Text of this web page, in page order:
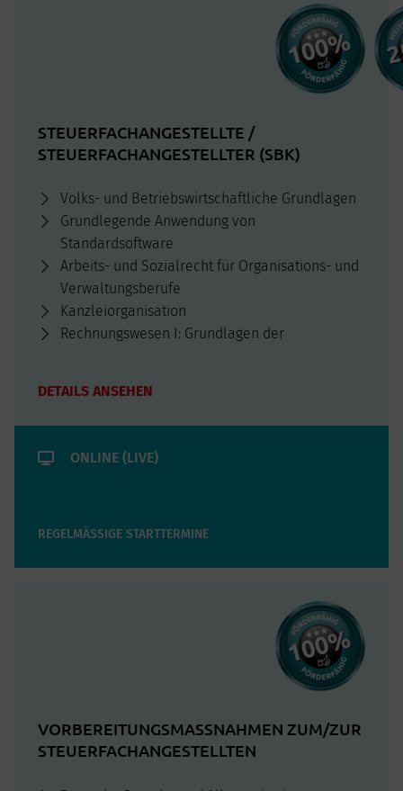
ONLINE (LIVE)
REGELMÄSSIGE STARTTERMINE
STEUERFACHANGESTELLTE /
STEUERFACHANGESTELLTER (SBK)
Volks- und Betriebswirtschaftliche Grundlagen
Grundlegende Anwendung von
Standardsoftware
Arbeits- und Sozialrecht für Organisations- und
Verwaltungsberufe
Kanzleiorganisation
Rechnungswesen I: Grundlagen der
Grundlagen der Steuerlehre II
Rechnungswesen II: Buchungen und Abschlüsse
Finanzbuchführung mit DATEV pro
Lohn- und Gehaltsrechnung mit DATEV pro
DETAILS ANSEHEN
VORBEREITUNGSMASSNAHMEN ZUM/ZUR S
TEUERFACHANGESTELLTEN